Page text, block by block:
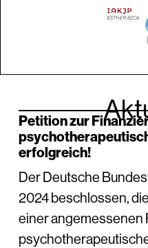
Petition zur
erfolgreich!
Der Deutsche
2024 beschlossen,
einer angemessenen